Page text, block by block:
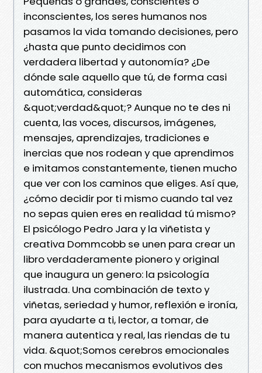
inconscientes, los seres humanos nos
pasamos la vida tomando decisiones, pero
¿hasta que punto decidimos con
verdadera libertad y autonomía? ¿De
dónde sale aquello que tú, de forma casi
automática, consideras
&quot;verdad&quot;? Aunque no te des ni
cuenta, las voces, discursos, imágenes,
mensajes, aprendizajes, tradiciones e
inercias que nos rodean y que aprendimos
e imitamos constantemente, tienen mucho
que ver con los caminos que eliges. Así que,
¿cómo decidir por ti mismo cuando tal vez
no sepas quien eres en realidad tú mismo?
El psicólogo Pedro Jara y la viñetista y
creativa Dommcobb se unen para crear un
libro verdaderamente pionero y original
que inaugura un genero: la psicología
ilustrada. Una combinación de texto y
viñetas, seriedad y humor, reflexión e ironía,
para ayudarte a ti, lector, a tomar, de
manera autentica y real, las riendas de tu
vida. &quot;Somos cerebros emocionales
con muchos mecanismos evolutivos des